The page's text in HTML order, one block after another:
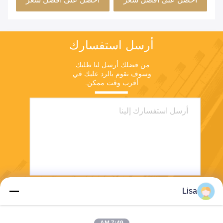
أرسل استفسارك
أقرب وقت ممكن.
Lisa